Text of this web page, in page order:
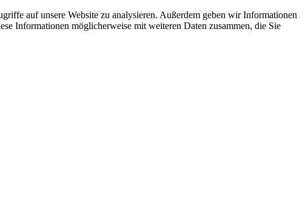
auf unsere Website zu analysieren. Außerdem geben wir Informationen
Informationen möglicherweise mit weiteren Daten zusammen, die Sie